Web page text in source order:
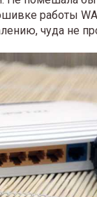
работы
чуда не